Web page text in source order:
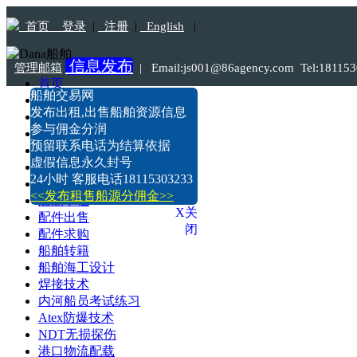
首页 登录 | 注册 | English |
管理邮箱 信息发布 | Email:js001@86agency.com
首页
船舶转港·过户
船舶坞检·坞修·油漆
船价估算
船舶出售
船舶求购
船舶出租
船舶求租
配件出售
配件求购
船舶转籍
船舶海工设计
焊接技术
内河船员考试练习
Atex防爆技术
NDT无损探伤
港口物流配载
船舶交易网
发布出租,出售船舶资源信息
参与佣金分润
预留联系电话为结算依据
虚假信息永久封号
24小时 客服电话18115303233
<<发布租售船源分佣金>>
X关
闭